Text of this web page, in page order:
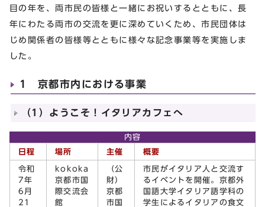
目の年を、両市民の皆様と一緒にお祝いするとともに、長
年にわたる両市の交流を更に深めていくため、市民団体は
じめ関係者の皆様等とともに様々な記念事業等を実施しま
した。
1 京都市内における事業
（1）ようこそ！イタリアカフェへ
内容
日程
場所 主催 概要
令和
7年
6月
21
kokoka
京都市国
際交流会
館
（公
財）
京都
市国
市民がイタリア人と交流す
るイベントを開催。京都外
国語大学イタリア語学科の
学生によるイタリアの食文